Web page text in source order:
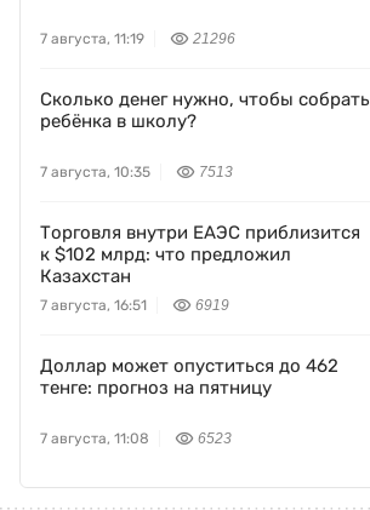
7 августа, 11:19 21296
Сколько денег нужно, чтобы собрать
ребёнка в школу?
7 августа, 10:35 7513
Торговля внутри ЕАЭС приблизится
к $102 млрд: что предложил
Казахстан
7 августа, 16:51 6919
Доллар может опуститься до 462
тенге: прогноз на пятницу
7 августа, 11:08 6523